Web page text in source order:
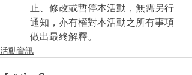
止、修改或暫停本活動，無需另行
通知，亦有權對本活動之所有事項
做出最終解釋。
活動資訊